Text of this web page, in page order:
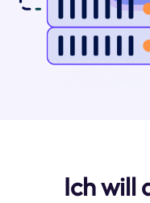
Ich will